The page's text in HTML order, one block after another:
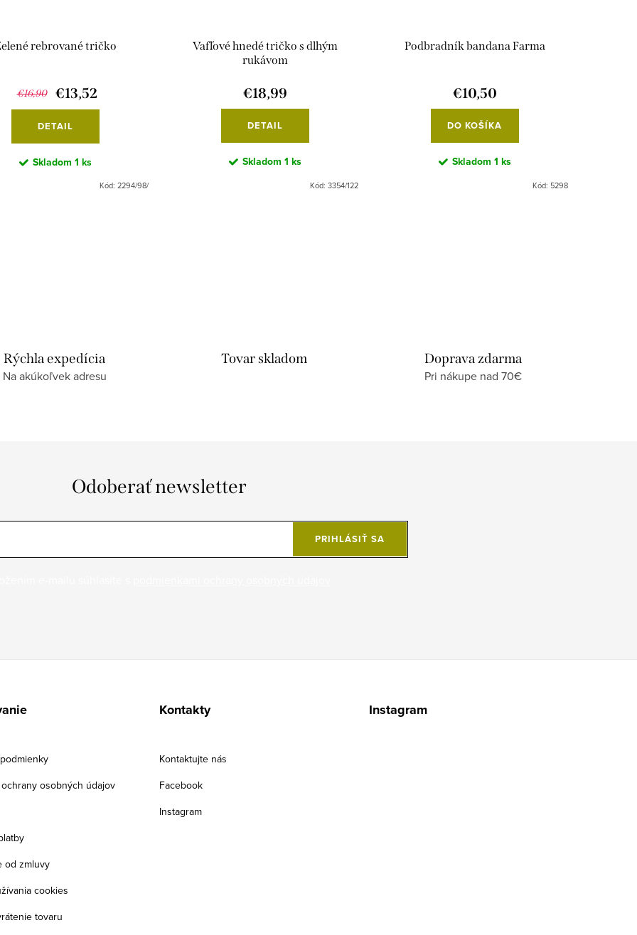
rebrované tričko
€16,90 €13,52
DETAIL
Skladom 1 ks
Kód: 2294/98/
Vafľové hnedé tričko s dlhým
rukávom
€18,99
DETAIL
Skladom 1 ks
Kód: 3354/122
Podbradník bandana Farma
€10,50
DO KOŠÍKA
Skladom 1 ks
Kód: 5298
Rýchla expedícia
Na akúkoľvek adresu
Tovar skladom Doprava zdarma
Pri nákupe nad 70€
Odoberať newsletter
PRIHLÁSIŤ SA
osobných údajov
od zmluvy
cookies
tovaru
Kontakty
Kontaktujte nás
Facebook
Instagram
Instagram